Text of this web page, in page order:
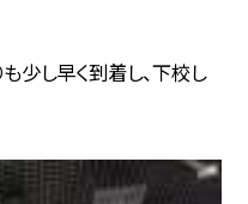
少し早く到着し、下校し